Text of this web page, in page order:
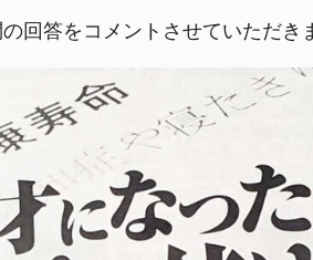
回答をコメントさせていただ